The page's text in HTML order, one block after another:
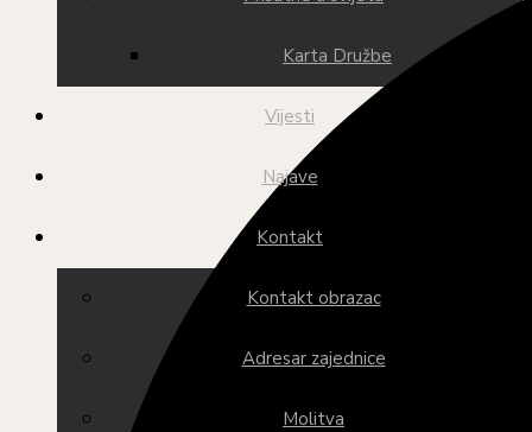
Karta Družbe
Vijesti
Najave
Kontakt
Kontakt obrazac
Adresar zajednice
Molitva